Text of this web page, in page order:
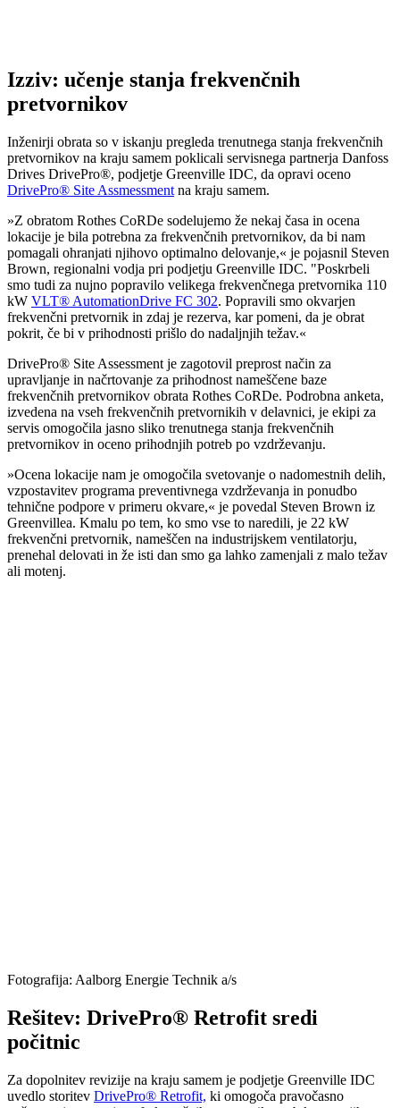
Izziv: učenje stanja frekvenčnih
pretvornikov
Inženirji obrata so v iskanju pregleda trenutnega stanja frekvenčnih
pretvornikov na kraju samem poklicali servisnega partnerja Danfoss
Drives DrivePro®, podjetje Greenville IDC, da opravi oceno
DrivePro® Site Assmessment na kraju samem.
»Z obratom Rothes CoRDe sodelujemo že nekaj časa in ocena
lokacije je bila potrebna za frekvenčnih pretvornikov, da bi nam
pomagali ohranjati njihovo optimalno delovanje,« je pojasnil Steven
Brown, regionalni vodja pri podjetju Greenville IDC. "Poskrbeli
smo tudi za nujno popravilo velikega frekvenčnega pretvornika 110
kW VLT® AutomationDrive FC 302. Popravili smo okvarjen
frekvenčni pretvornik in zdaj je rezerva, kar pomeni, da je obrat
pokrit, če bi v prihodnosti prišlo do nadaljnjih težav.«
DrivePro® Site Assessment je zagotovil preprost način za
upravljanje in načrtovanje za prihodnost nameščene baze
frekvenčnih pretvornikov obrata Rothes CoRDe. Podrobna anketa,
izvedena na vseh frekvenčnih pretvornikih v delavnici, je ekipi za
servis omogočila jasno sliko trenutnega stanja frekvenčnih
pretvornikov in oceno prihodnjih potreb po vzdrževanju.
»Ocena lokacije nam je omogočila svetovanje o nadomestnih delih,
vzpostavitev programa preventivnega vzdrževanja in ponudbo
tehnične podpore v primeru okvare,« je povedal Steven Brown iz
Greenvillea. Kmalu po tem, ko smo vse to naredili, je 22 kW
frekvenčni pretvornik, nameščen na industrijskem ventilatorju,
prenehal delovati in že isti dan smo ga lahko zamenjali z malo težav
ali motenj.
Fotografija: Aalborg Energie Technik a/s
Rešitev: DrivePro® Retrofit sredi
počitnic
Za dopolnitev revizije na kraju samem je podjetje Greenville IDC
uvedlo storitev DrivePro® Retrofit, ki omogoča pravočasno